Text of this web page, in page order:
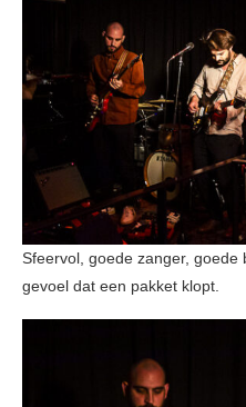
Sfeervol, goede zanger,
gevoel dat een pakket klopt.